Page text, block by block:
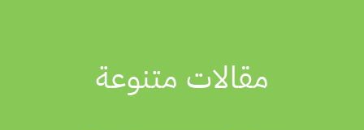
مقالات متنوعة